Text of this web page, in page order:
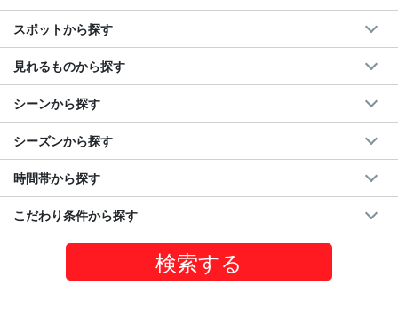
スポットから探す
見れるものから探す
シーンから探す
シーズンから探す
時間帯から探す
こだわり条件から探す